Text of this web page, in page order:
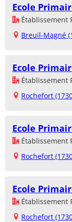
Ecole
Établissement
Breuil-Magné
Ecole
Établissement
Rochefort
Ecole
Établissement
Rochefort
Ecole
Établissement
Rochefort